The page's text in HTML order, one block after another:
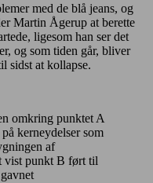
med de blå jeans, og
Martin Ågerup at berette
ligesom han ser det
og som tiden går, bliver
sidst at kollapse.
omkring punktet A
kerneydelser som
af
vist punkt B ført til